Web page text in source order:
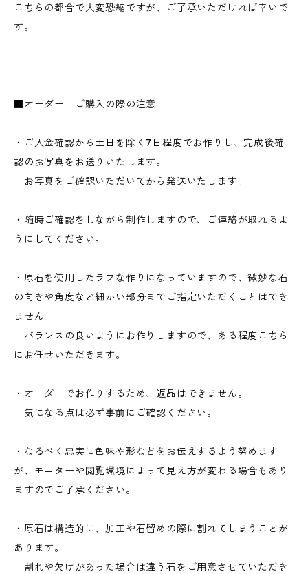
こちらの都合で大変恐縮ですが、ご了承いただければ幸いで
す。
■オーダー ご購入の際の注意
・ご入金確認から土日を除く7日程度でお作りし、完成後確
認のお写真をお送りいたします。
お写真をご確認いただいてから発送いたします。
・随時ご確認をしながら制作しますので、ご連絡が取れるよ
うにしてください。
・原石を使用したラフな作りになっていますので、微妙な石
の向きや角度など細かい部分までご指定いただくことはでき
ません。
バランスの良いようにお作りしますので、ある程度こちら
にお任せいただきます。
・オーダーでお作りするため、返品はできません。
気になる点は必ず事前にご確認ください。
・なるべく忠実に色味や形などをお伝えするよう努めます
が、モニターや閲覧環境によって見え方が変わる場合もあり
ますのでご了承ください。
・原石は構造的に、加工や石留めの際に割れてしまうことが
あります。
割れや欠けがあった場合は違う石をご用意させていただき